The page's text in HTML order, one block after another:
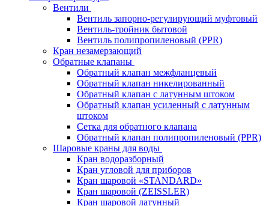
Вентили
Вентиль запорно-регулирующий муфтовый
Вентиль-тройник бытовой
Вентиль полипропиленовый (PPR)
Кран незамерзающий
Обратные клапаны
Обратный клапан межфланцевый
Обратный клапан никелированный
Обратный клапан с латунным штоком
Обратный клапан усиленный с латунным
штоком
Сетка для обратного клапана
Обратный клапан полипропиленовый (PPR)
Шаровые краны для воды
Кран водоразборный
Кран угловой для приборов
Кран шаровой «STANDARD»
Кран шаровой (ZEISSLER)
Кран шаровой латунный